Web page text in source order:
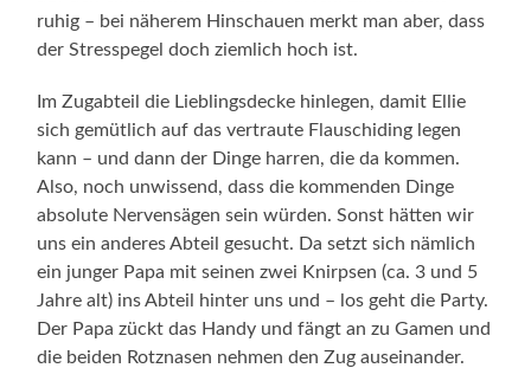
ruhig – bei näherem Hinschauen merkt man aber, dass
der Stresspegel doch ziemlich hoch ist.
Im Zugabteil die Lieblingsdecke hinlegen, damit Ellie
sich gemütlich auf das vertraute Flauschiding legen
kann – und dann der Dinge harren, die da kommen.
Also, noch unwissend, dass die kommenden Dinge
absolute Nervensägen sein würden. Sonst hätten wir
uns ein anderes Abteil gesucht. Da setzt sich nämlich
ein junger Papa mit seinen zwei Knirpsen (ca. 3 und 5
Jahre alt) ins Abteil hinter uns und – los geht die Party.
Der Papa zückt das Handy und fängt an zu Gamen und
die beiden Rotznasen nehmen den Zug auseinander.